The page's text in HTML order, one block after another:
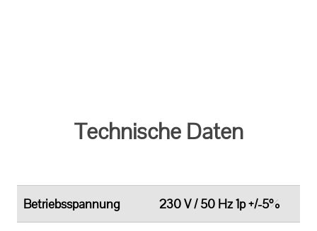
Technische Daten
Betriebsspannung 230 V / 50 Hz 1p +/-5%